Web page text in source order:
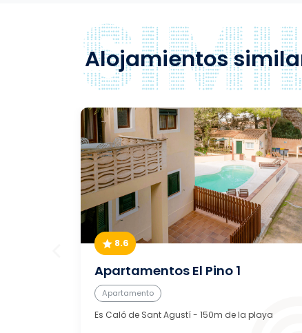
Alojamientos
8.6
Apartamentos El Pino 1
Apartamento
Es Caló de Sant Agustí- 150m de la playa